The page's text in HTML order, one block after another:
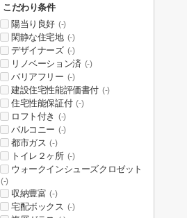
こだわり条件
陽当り良好 (-)
閑静な住宅地 (-)
デザイナーズ (-)
リノベーション済 (-)
バリアフリー (-)
建設住宅性能評価書付 (-)
住宅性能保証付 (-)
ロフト付き (-)
バルコニー (-)
都市ガス (-)
トイレ２ヶ所 (-)
ウォークインシューズクロゼット
(-)
収納豊富 (-)
宅配ボックス (-)